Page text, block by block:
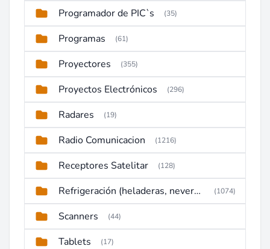
Programador de PIC`s (35)
Programas (61)
Proyectores (355)
Proyectos Electrónicos (296)
Radares (19)
Radio Comunicacion (1216)
Receptores Satelitar (128)
Refrigeración (heladeras, neveras, congeladores) (1074)
Scanners (44)
Tablets (17)